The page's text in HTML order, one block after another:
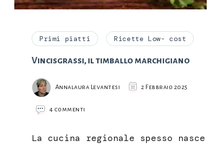
Primi piatti Ricette Low- cost
Vincisgrassi, il timballo marchigiano
Annalaura Levantesi 2 Febbraio 2025
4 commenti
timballo
La cucina regionale spesso nasce